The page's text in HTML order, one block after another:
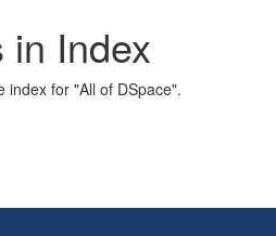
in Index
index for "All of DSpace".